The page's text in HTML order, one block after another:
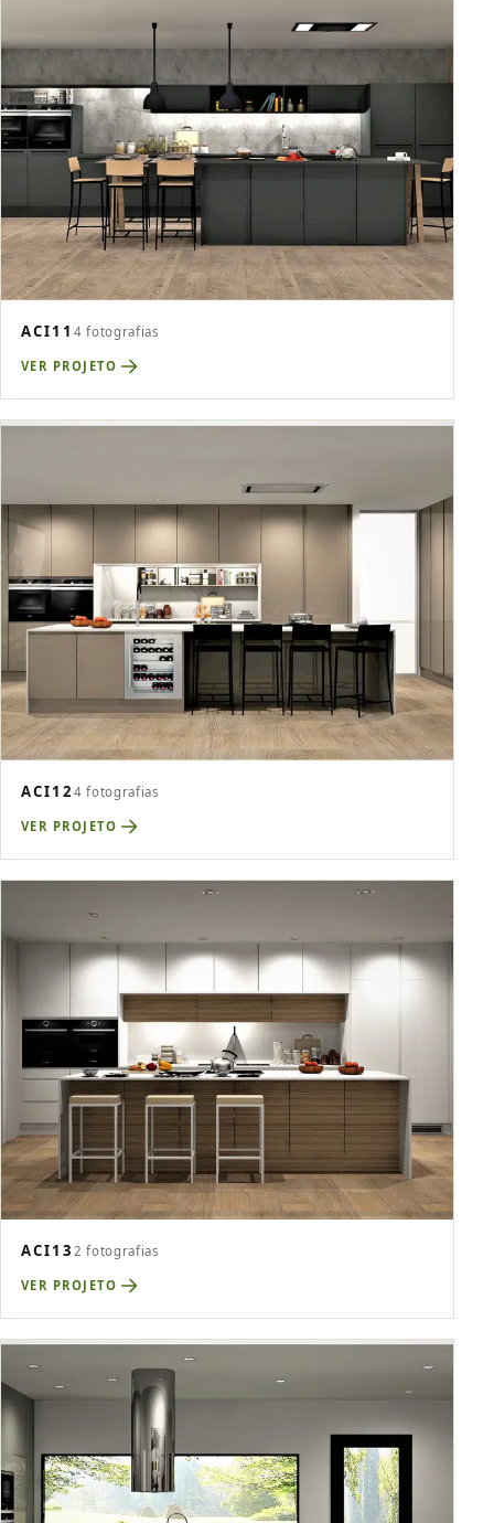
ACI11 4 fotografias
VER PROJETO
ACI12 4 fotografias
VER PROJETO
ACI13 2 fotografias
VER PROJETO